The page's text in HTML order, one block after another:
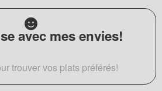
avec mes envies!
trouver vos plats préférés!